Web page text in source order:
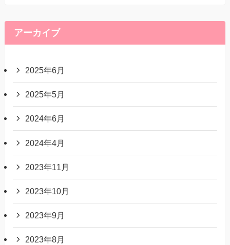
アーカイブ
2025年6月
2025年5月
2024年6月
2024年4月
2023年11月
2023年10月
2023年9月
2023年8月